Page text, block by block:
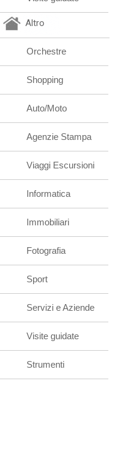
Altro
Orchestre
Shopping
Auto/Moto
Agenzie Stampa
Viaggi Escursioni
Informatica
Immobiliari
Fotografia
Sport
Servizi e Aziende
Visite guidate
Strumenti